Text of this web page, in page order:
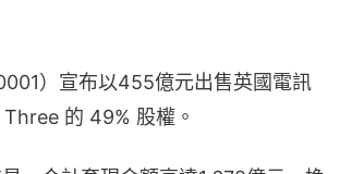
）宣布以455億元出售英國電訊
的 49% 股權。